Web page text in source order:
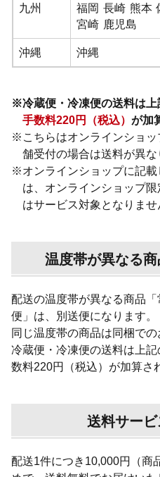
九州 福岡 長崎 熊本
宮崎 鹿児島
沖縄 沖縄
※冷蔵便・冷凍便の送料は
手数料220円（税込）が加
※ こちらはオンラインショ
舗受付の場合は送料が異な
※オンラインショップに記
は、オンラインショップ
はサービス対象となりませ
温度帯が異なる
配送の温度帯が異なる商品
便」は、別送便になります。
同じ温度帯の商品は同梱での
冷蔵便・冷凍便の送料は上
数料220円（税込）が加算さ
送料サー
配送1件につき10,000円（商